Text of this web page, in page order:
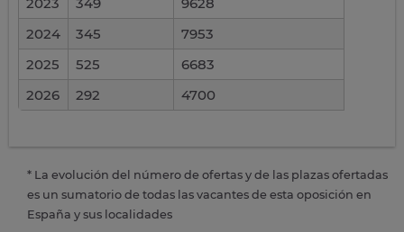
2024
345
7953
2025
525
6683
2026
292 4700
* La evolución del número de ofertas y de las plazas ofertadas
es un sumatorio de todas las vacantes de esta oposición en
España y sus localidades